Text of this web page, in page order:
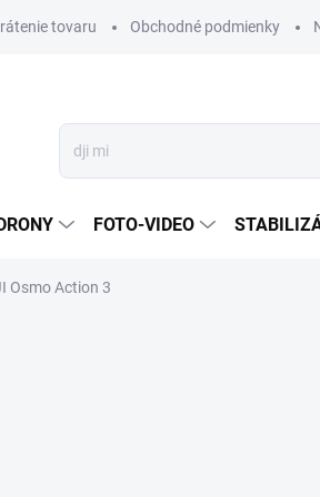
tovaru Obchodné podmienky
FOTO-VIDEO
Osmo Action 3